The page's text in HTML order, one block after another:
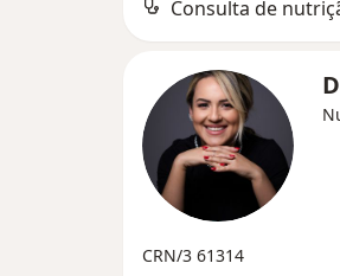
Consulta de
CRN/3 61314